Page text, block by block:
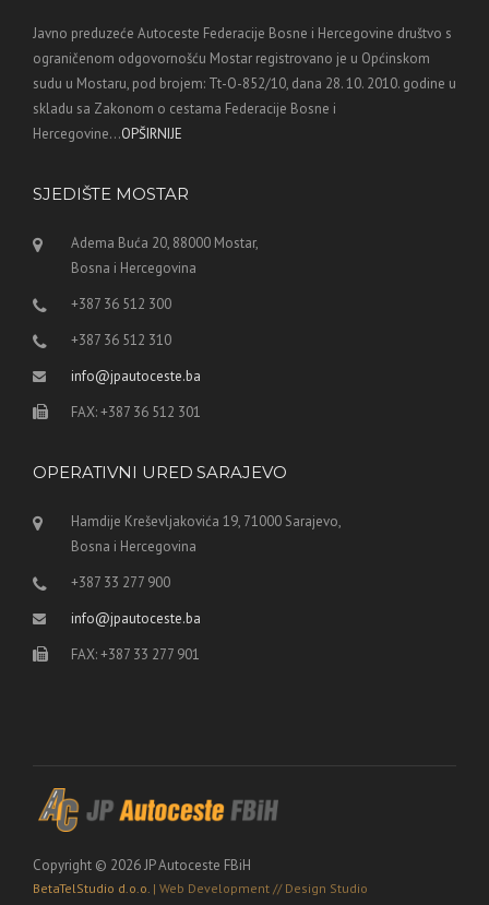
Javno preduzeće Autoceste Federacije Bosne i Hercegovine društvo s
ograničenom odgovornošću Mostar registrovano je u Općinskom
sudu u Mostaru, pod brojem: Tt-O-852/10, dana 28. 10. 2010. godine u
skladu sa Zakonom o cestama Federacije Bosne i
Hercegovine...OPŠIRNIJE
SJEDIŠTE MOSTAR
Adema Buća 20, 88000 Mostar,
Bosna i Hercegovina
+387 36 512 300
+387 36 512 310
info@jpautoceste.ba
FAX: +387 36 512 301
OPERATIVNI URED SARAJEVO
Hamdije Kreševljakovića 19, 71000 Sarajevo,
Bosna i Hercegovina
+387 33 277 900
info@jpautoceste.ba
FAX: +387 33 277 901
Copyright © 2026 JP Autoceste FBiH
BetaTelStudio d.o.o. | Web Development // Design Studio